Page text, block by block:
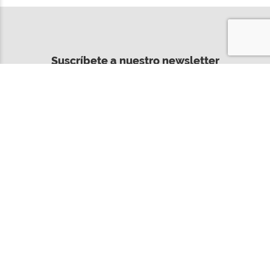
Suscríbete a nuestro newsletter